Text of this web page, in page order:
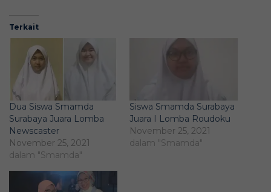
Terkait
Dua Siswa Smamda
Surabaya Juara Lomba
Newscaster
November 25, 2021
dalam "Smamda"
Siswa Smamda Surabaya
Juara I Lomba Roudoku
November 25, 2021
dalam "Smamda"